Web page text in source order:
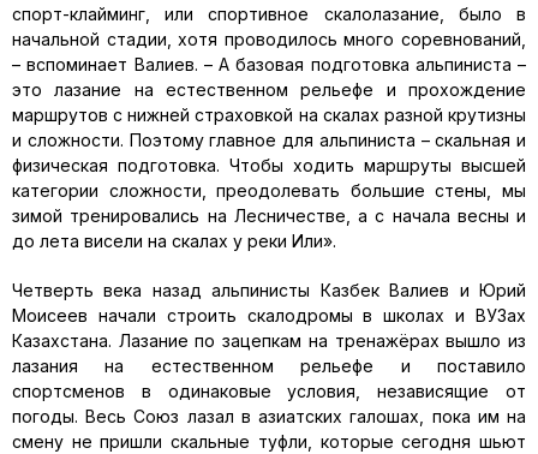
спорт-клайминг, или спортивное скалолазание, было в
начальной стадии, хотя проводилось много соревнований,
– вспоминает Валиев. – А базовая подготовка альпиниста –
это лазание на естественном рельефе и прохождение
маршрутов с нижней страховкой на скалах разной крутизны
и сложности. Поэтому главное для альпиниста – скальная и
физическая подготовка. Чтобы ходить маршруты высшей
категории сложности, преодолевать большие стены, мы
зимой тренировались на Лесничестве, а с начала весны и
до лета висели на скалах у реки Или».
Четверть века назад альпинисты Казбек Валиев и Юрий
Моисеев начали строить скалодромы в школах и ВУЗах
Казахстана. Лазание по зацепкам на тренажёрах вышло из
лазания на естественном рельефе и поставило
спортсменов в одинаковые условия, независящие от
погоды. Весь Союз лазал в азиатских галошах, пока им на
смену не пришли скальные туфли, которые сегодня шьют